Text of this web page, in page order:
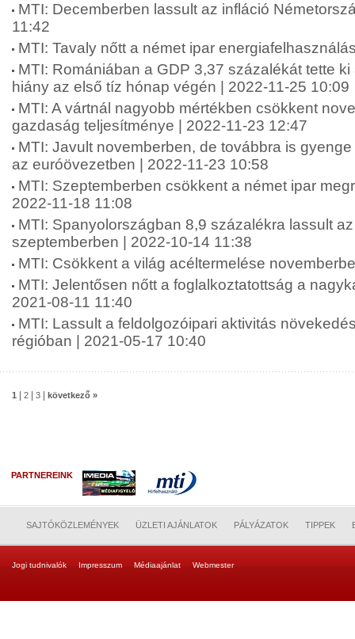
MTI: Decemberben lassult az infláció
11:42
MTI: Tavaly nőtt a német ipar
MTI: Romániában a GDP 3,37 százalékát tette
hiány az első tíz hónap végén | 2022-11-25 10:09
MTI: A vártnál nagyobb mértékben csökkent
gazdaság teljesítménye | 2022-11-23 12:47
MTI: Javult novemberben, de továbbra is
az euróövezetben | 2022-11-23 10:58
MTI: Szeptemberben csökkent a német ipar
2022-11-18 11:08
MTI: Spanyolországban 8,9 százalékra lassult
szeptemberben | 2022-10-14 11:38
MTI: Csökkent a világ acéltermelése
MTI: Jelentősen nőtt a foglalkoztatottság a
2021-08-11 11:40
MTI: Lassult a feldolgozóipari aktivitás
régióban | 2021-05-17 10:40
1 2 3 következő »
PARTNEREINK
SAJTÓKÖZLEMÉNYEK ÜZLETI AJÁNLATOK PÁLYÁZATOK TIPPEK
Jogi tudnivalók Impresszum Médiaajánlat Webmester